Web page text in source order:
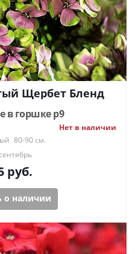
Щербет Бленд
в горшке р9
Нет в наличии
80-90 см.
руб.
о наличии